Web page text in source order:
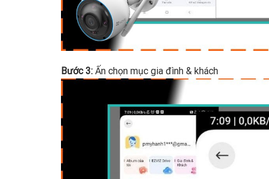
Bước 3: Ấn chọn mục gia đình & khách